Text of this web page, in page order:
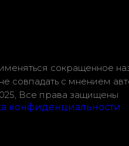
сокращенное
совпадать с мнением
Все права защищены
конфиденциальности